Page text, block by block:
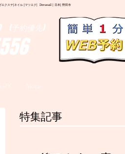
エクステ|ネイル |マツエク| Deranail | 日本| 野田市
(予約優先)
特集記事